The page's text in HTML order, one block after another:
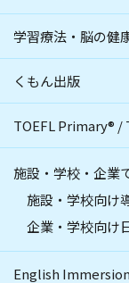
学習療法・脳の健
くもん出版
TOEFL Primary® /
施設・学校・企業
施設・学校向け
企業・学校向け
English